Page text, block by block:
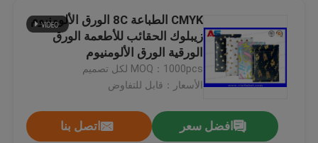
CMYK الطباعة 8C الورق الألومنيوم
زيبلوك الحقائب للأطعمة الورق
الورقية الورق الألومنيوم
MOQ：1000pcs لكل تصميم
الأسعار：قابل للتفاوض
افضل سعر اتصل بنا